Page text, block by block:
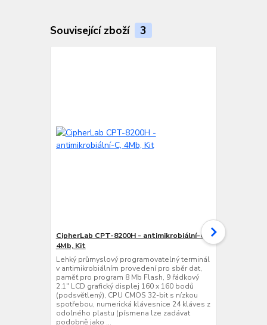
Související zboží 3
CipherLab CPT-8200H - antimikrobiální-C,
4Mb, Kit
Lehký průmyslový programovatelný terminál
v antimikrobiálním provedení pro sběr dat,
paměť pro program 8 Mb Flash, 9 řádkový
2.1" LCD grafický displej 160 x 160 bodů
(podsvětlený), CPU CMOS 32-bit s nízkou
spotřebou, numerická klávesnice 24 kláves z
odolného plastu (písmena lze zadávat
podobně jako ...
CipherLab